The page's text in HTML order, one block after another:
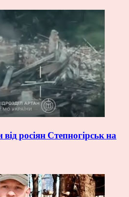
росіян Степногірськ на